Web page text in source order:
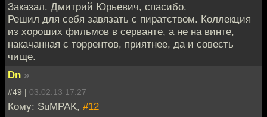
Заказал. Дмитрий Юрьевич, спасибо.
Решил для себя завязать с пиратством. Коллекция
из хороших фильмов в серванте, а не на винте,
накачанная с торрентов, приятнее, да и совесть
чище.
Dn »
#49 | 03.02.13 17:27
Кому: SuMPAK, #12